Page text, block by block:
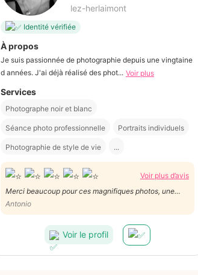
lez-herlaimont
Identité vérifiée
À propos
Je suis passionnée de photographie depuis une vingtaine
d années. J'ai déjà réalisé des phot... Voir plus
Services
Photographe noir et blanc
Séance photo professionnelle Portraits individuels
Photographie de style de vie ...
Voir plus d’avis
Merci beaucoup pour ces magnifiques photos, une
vraie passionnée qui sait capturer les émotions et
sublimer chaque instant comme une professionnelle, et
un excellent rapport qualité/prix. Je recommande sans
Antonio
Voir le profil